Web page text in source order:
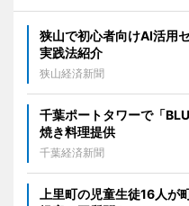
狭山で初心者向けAI活用
実践法紹介
狭山経済新聞
千葉ポートタワーで「
焼き料理提供
千葉経済新聞
上里町の児童生徒16人